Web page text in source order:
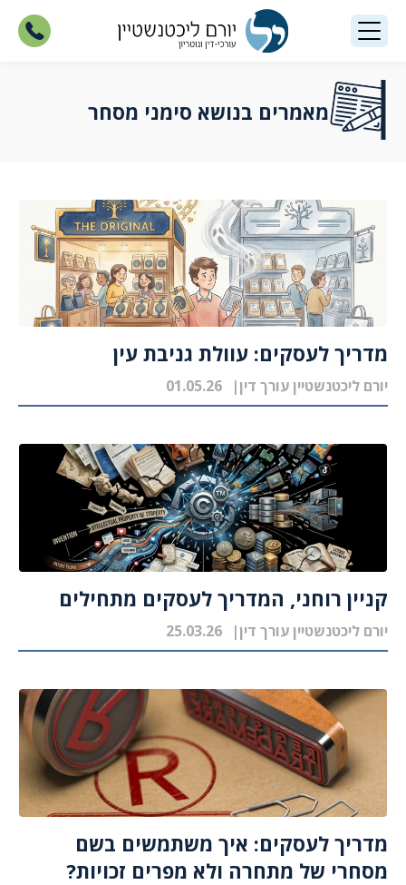
מאמרים בנושא סימני מסחר
מדריך לעסקים: עוולת גניבת עין
יורם ליכטנשטיין עורך דין 01.05.26
קניין רוחני, המדריך לעסקים מתחילים
יורם ליכטנשטיין עורך דין 25.03.26
מדריך לעסקים: איך משתמשים בשם
מסחרי של מתחרה ולא מפרים זכויות?